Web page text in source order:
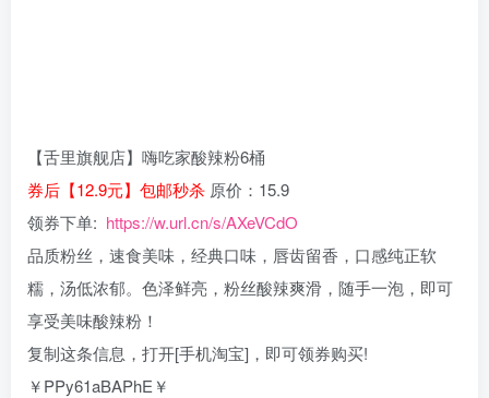
【舌里旗舰店】嗨吃家酸辣粉6桶
券后【12.9元】包邮秒杀 原价：15.9
领券下单: https://w.url.cn/s/AXeVCdO
品质粉丝，速食美味，经典口味，唇齿留香，口感纯正软
糯，汤低浓郁。色泽鲜亮，粉丝酸辣爽滑，随手一泡，即可
享受美味酸辣粉！
复制这条信息，打开[手机淘宝]，即可领券购买!
￥PPy61aBAPhE￥